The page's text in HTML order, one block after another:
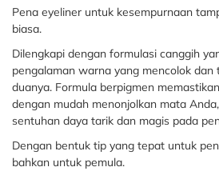
Pena eyeliner untuk kesempurnaan
biasa.
Dilengkapi dengan formulasi canggih
pengalaman warna yang mencolok
duanya. Formula berpigmen
dengan mudah menonjolkan mata
sentuhan daya tarik dan magis pada
Dengan bentuk tip yang tepat untuk
bahkan untuk pemula.